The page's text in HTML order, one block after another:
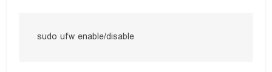
sudo ufw enable/disable